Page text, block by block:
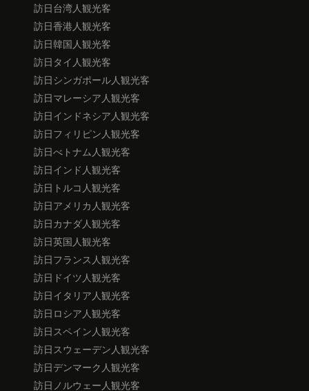
訪日台湾人観光客
訪日香港人観光客
訪日韓国人観光客
訪日タイ人観光客
訪日シンガポール人観光客
訪日マレーシア人観光客
訪日インドネシア人観光客
訪日フィリピン人観光客
訪日べトナム人観光客
訪日インド人観光客
訪日トルコ人観光客
訪日アメリカ人観光客
訪日カナダ人観光客
訪日英国人観光客
訪日フランス人観光客
訪日ドイツ人観光客
訪日イタリア人観光客
訪日ロシア人観光客
訪日スペイン人観光客
訪日スウェーデン人観光客
訪日デンマーク人観光客
訪日ノルウェー人観光客